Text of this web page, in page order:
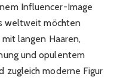
Influencer-Image
weltweit möchten
langen Haaren,
und opulentem
zugleich moderne Figur